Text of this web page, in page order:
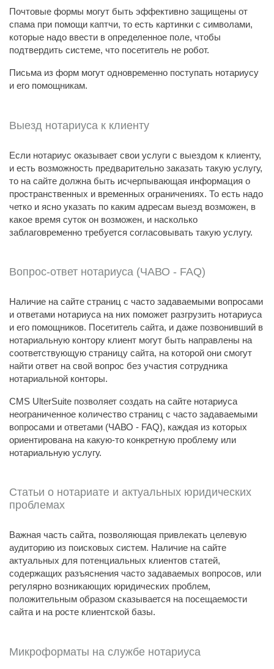
Почтовые формы могут быть эффективно защищены от
спама при помощи каптчи, то есть картинки с символами,
которые надо ввести в определенное поле, чтобы
подтвердить системе, что посетитель не робот.
Письма из форм могут одновременно поступать нотариусу
и его помощникам.
Выезд нотариуса к клиенту
Если нотариус оказывает свои услуги с выездом к клиенту,
и есть возможность предварительно заказать такую услугу,
то на сайте должна быть исчерпывающая информация о
пространственных и временных ограничениях. То есть надо
четко и ясно указать по каким адресам выезд возможен, в
какое время суток он возможен, и насколько
заблаговременно требуется согласовывать такую услугу.
Вопрос-ответ нотариуса (ЧАВО - FAQ)
Наличие на сайте страниц с часто задаваемыми вопросами
и ответами нотариуса на них поможет разгрузить нотариуса
и его помощников. Посетитель сайта, и даже позвонивший в
нотариальную контору клиент могут быть направлены на
соответствующую страницу сайта, на которой они смогут
найти ответ на свой вопрос без участия сотрудника
нотариальной конторы.
CMS UlterSuite позволяет создать на сайте нотариуса
неограниченное количество страниц с часто задаваемыми
вопросами и ответами (ЧАВО - FAQ), каждая из которых
ориентирована на какую-то конкретную проблему или
нотариальную услугу.
Статьи о нотариате и актуальных юридических
проблемах
Важная часть сайта, позволяющая привлекать целевую
аудиторию из поисковых систем. Наличие на сайте
актуальных для потенциальных клиентов статей,
содержащих разъяснения часто задаваемых вопросов, или
регулярно возникающих юридических проблем,
положительным образом сказывается на посещаемости
сайта и на росте клиентской базы.
Микроформаты на службе нотариуса